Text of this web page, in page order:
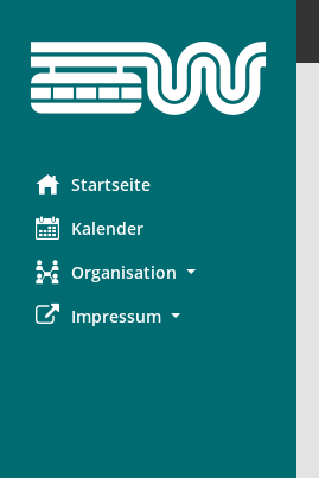
Startseite
Kalender
Organisation
Impressum